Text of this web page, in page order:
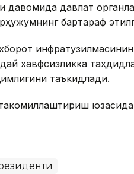
давомида давлат
бартараф
хавфсизликка
таъкидлади.
юзасидан